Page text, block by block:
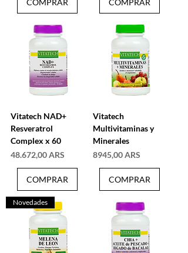
Vitatech NAD+
Resveratrol
Complex x 60
Precio
48.672,00 ARS
COMPRAR
Vitatech
Multivitaminas y
Minerales
Precio
8945,00 ARS
COMPRAR
Novedades